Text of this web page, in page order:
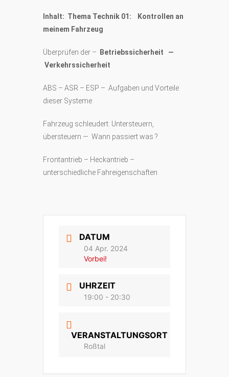
Inhalt: Thema Technik 01: Kontrollen an
meinem Fahrzeug
Überprüfen der – Betriebssicherheit —
Verkehrssicherheit
ABS – ASR – ESP – Aufgaben und Vorteile
dieser Systeme
Fahrzeug schleudert: Untersteuern,
übersteuern — Wann passiert was ?
Frontantrieb – Heckantrieb –
unterschiedliche Fahreigenschaften
DATUM
04 Apr. 2024
Vorbei!
UHRZEIT
19:00 - 20:30
VERANSTALTUNGSORT
Roßtal